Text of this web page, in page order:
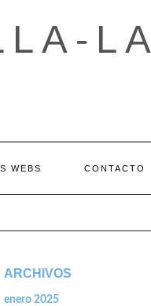
LA
WEBS CONTACTO
ARCHIVOS
enero 2025